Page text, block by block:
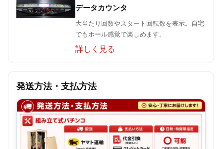
データカウンタ
大当たり回数やスタート回転数を表示。自宅
でもホール感覚で楽しめます。
詳しく見る
発送方法・支払方法